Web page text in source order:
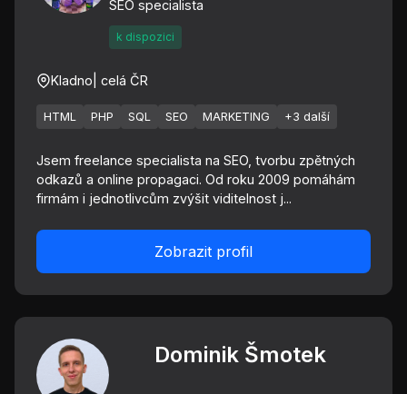
SEO specialista
k dispozici
Kladno | celá ČR
HTML PHP SQL SEO MARKETING +3 další
Jsem freelance specialista na SEO, tvorbu zpětných
odkazů a online propagaci. Od roku 2009 pomáhám
firmám i jednotlivcům zvýšit viditelnost j...
Zobrazit profil
Dominik Šmotek